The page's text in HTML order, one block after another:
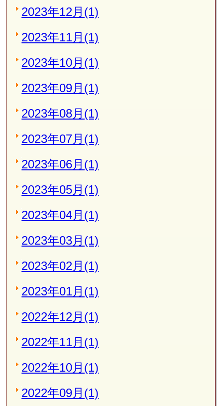
2023年12月(1)
2023年11月(1)
2023年10月(1)
2023年09月(1)
2023年08月(1)
2023年07月(1)
2023年06月(1)
2023年05月(1)
2023年04月(1)
2023年03月(1)
2023年02月(1)
2023年01月(1)
2022年12月(1)
2022年11月(1)
2022年10月(1)
2022年09月(1)